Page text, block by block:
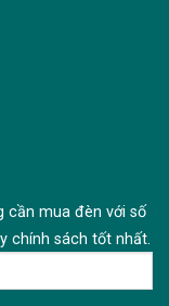
cần mua đèn với số
chính sách tốt nhất.